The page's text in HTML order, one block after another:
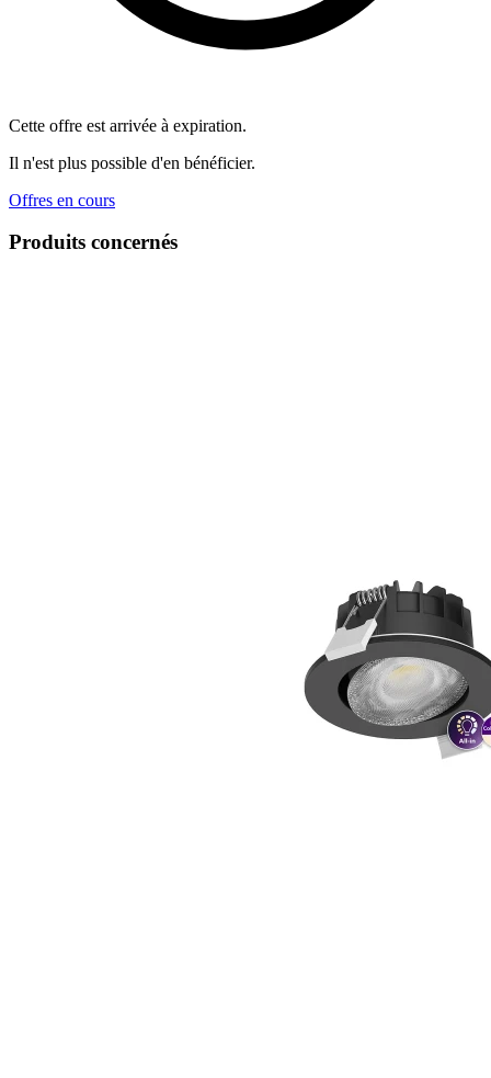
Cette offre est arrivée à expiration.
Il n'est plus possible d'en bénéficier.
Offres en cours
Produits concernés